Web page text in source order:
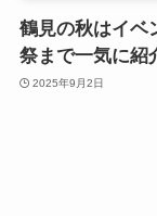
鶴見の秋はイベ
祭まで一気に紹
2025年9月2日